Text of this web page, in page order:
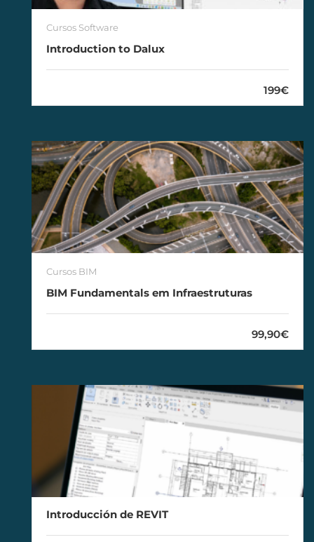
Cursos Software
Introduction to Dalux
199€
Cursos BIM
BIM Fundamentals em Infraestruturas
99,90€
Introducción de REVIT